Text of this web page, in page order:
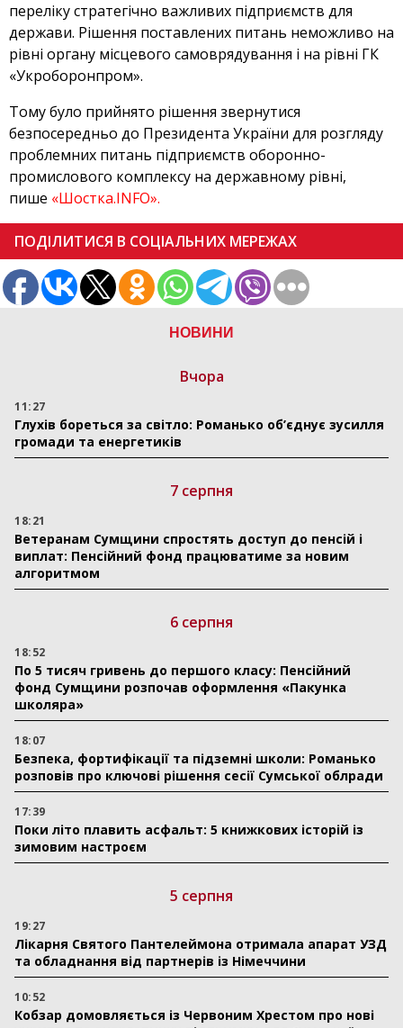
НОВИНИ
Вчора
11:27
Глухів бореться за світло: Романько об’єднує зусилля
громади та енергетиків
7 серпня
18:21
Ветеранам Сумщини спростять доступ до пенсій і
виплат: Пенсійний фонд працюватиме за новим
алгоритмом
6 серпня
18:52
По 5 тисяч гривень до першого класу: Пенсійний
фонд Сумщини розпочав оформлення «Пакунка
школяра»
18:07
Безпека, фортифікації та підземні школи: Романько
розповів про ключові рішення сесії Сумської облради
17:39
Поки літо плавить асфальт: 5 книжкових історій із
зимовим настроєм
5 серпня
19:27
Лікарня Святого Пантелеймона отримала апарат УЗД
та обладнання від партнерів із Німеччини
10:52
Кобзар домовляється із Червоним Хрестом про нові
переліку стратегічно важливих підприємств для
держави. Рішення поставлених питань неможливо на
рівні органу місцевого самоврядування і на рівні ГК
«Укроборонпром».
Тому було прийнято рішення звернутися
безпосередньо до Президента України для розгляду
проблемних питань підприємств оборонно-
промислового комплексу на державному рівні,
пише «Шостка.INFO».
ПОДІЛИТИСЯ В СОЦІАЛЬНИХ МЕРЕЖАХ